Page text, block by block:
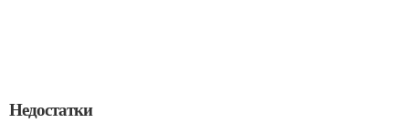
Недостатки